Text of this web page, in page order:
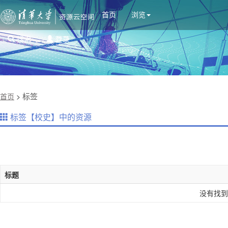
首页 浏览
搜索 登录
首页 > 标签
标签【校史】中的资源
标题
没有找